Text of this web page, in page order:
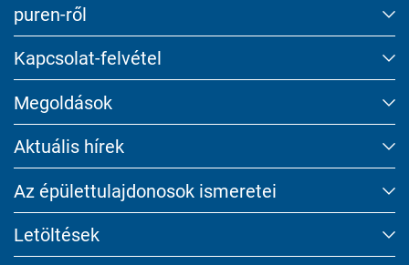
puren-ről
Kapcsolat-felvétel
Megoldások
Aktuális hírek
Az épület­tulajdonosok ismeretei
Letöltések